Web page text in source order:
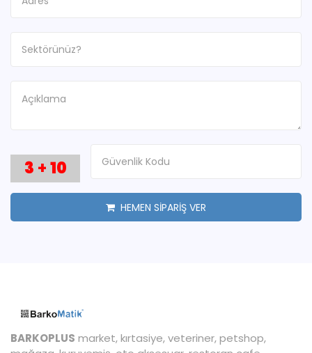
3 +10
HEMEN SİPARİŞ VER
BARKOPLUS market, kırtasiye, veteriner, petshop,